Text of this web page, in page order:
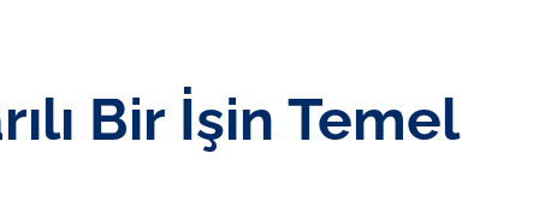
Bir İşin Temel